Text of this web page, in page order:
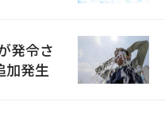
発令さ
加発生